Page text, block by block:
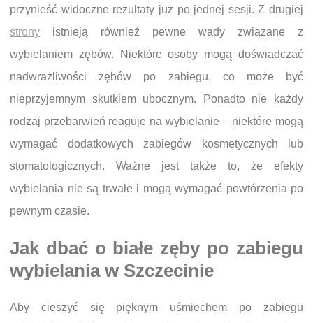
przynieść widoczne rezultaty już po jednej sesji. Z drugiej
strony istnieją również pewne wady związane z
wybielaniem zębów. Niektóre osoby mogą doświadczać
nadwrażliwości zębów po zabiegu, co może być
nieprzyjemnym skutkiem ubocznym. Ponadto nie każdy
rodzaj przebarwień reaguje na wybielanie – niektóre mogą
wymagać dodatkowych zabiegów kosmetycznych lub
stomatologicznych. Ważne jest także to, że efekty
wybielania nie są trwałe i mogą wymagać powtórzenia po
pewnym czasie.
Jak dbać o białe zęby po zabiegu
wybielania w Szczecinie
Aby cieszyć się pięknym uśmiechem po zabiegu